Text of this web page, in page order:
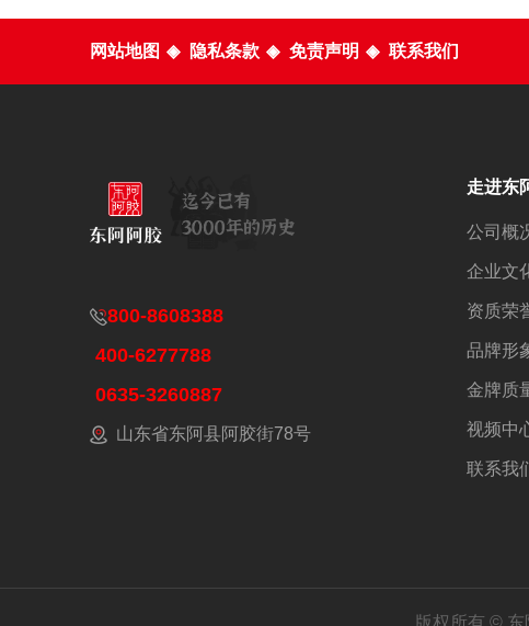
网站地图 ◈ 隐私条款 ◈ 免责声明 ◈ 联系我们
800-8608388
400-6277788
0635-3260887
山东省东阿县阿胶街78号
走进东
公司概
企业文
资质荣
品牌形
金牌质
视频中
联系我
版权所有 © 东